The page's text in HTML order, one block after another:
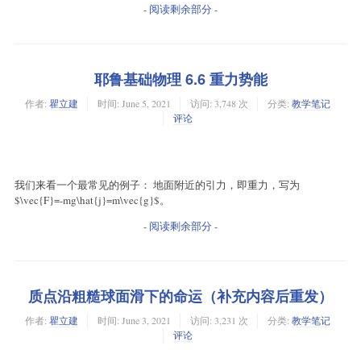
- 阅读剩余部分 -
耶鲁基础物理 6.6 重力势能
作者: 瞿立建 时间: June 5, 2021 访问: 3,748 次 分类: 教学笔记
评论
我们来看一个最常见的例子： 地面附近的引力，即重力，写为
$\vec{F}=-mg\hat{j}=m\vec{g}$。
- 阅读剩余部分 -
质点沿粗糙球面滑下的命运（补充内容后重发）
作者: 瞿立建 时间: June 3, 2021 访问: 3,231 次 分类: 教学笔记
评论